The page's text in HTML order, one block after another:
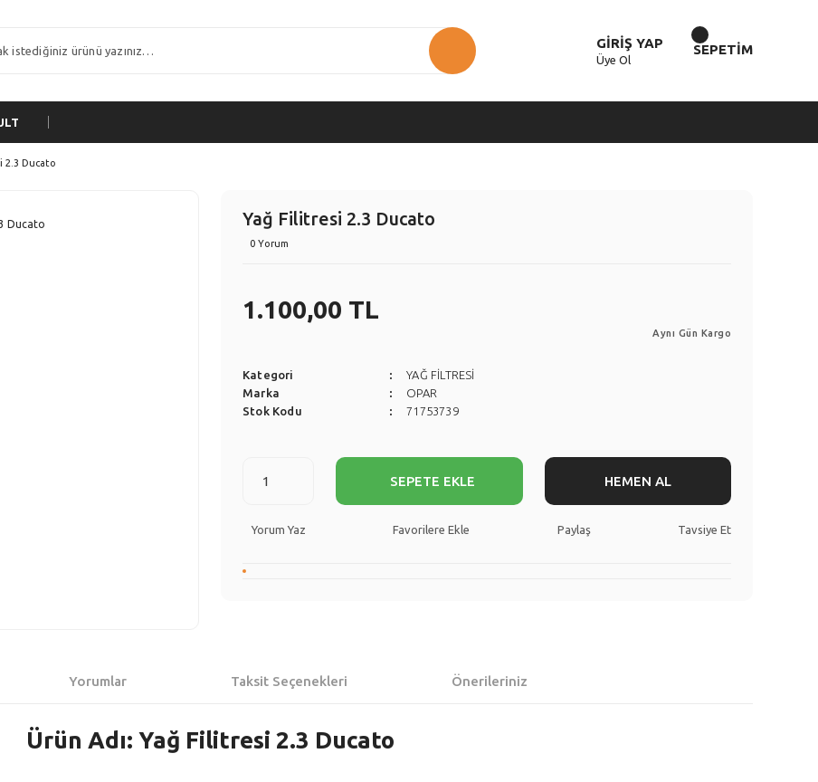
GİRİŞ YAP
Üye Ol
SEPETİM
2.3 Ducato
Yağ Filitresi 2.3 Ducato
0 Yorum
1.100,00 TL
Aynı Gün Kargo
Kategori
YAĞ FİLTRESİ
Marka
OPAR
Stok Kodu
71753739
SEPETE EKLE HEMEN AL
Yorum Yaz Paylaş Tavsiye Et
Yorumlar Taksit Seçenekleri Önerileriniz
Ürün Adı: Yağ Filitresi 2.3 Ducato